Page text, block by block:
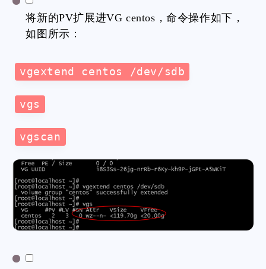
将新的PV扩展进VG centos，命令操作如下，
如图所示：
vgextend centos /dev/sdb
vgs
vgscan